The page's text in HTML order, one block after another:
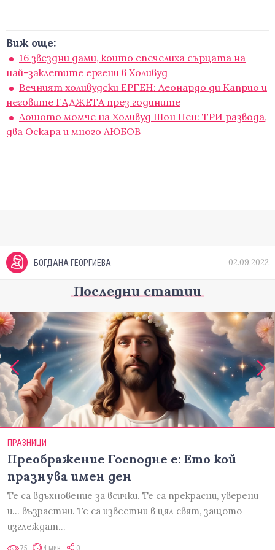
Виж още:
16 звездни дами, които спечелиха сърцата на
най-заклетите ергени в Холивуд
Вечният холивудски ЕРГЕН: Леонардо ди Каприо и
неговите ГАДЖЕТА през годините
Лошото момче на Холивуд Шон Пен: ТРИ развода,
два Оскара и много ЛЮБОВ
БОГДАНА ГЕОРГИЕВА 02.09.2022
Последни статии
ПРАЗНИЦИ
Преображение Господне е: Ето кой
празнува имен ден
Те са вдъхновение за всички. Те са прекрасни, уверени
и... възрастни. Те са известни в цял свят, защото
изглеждат…
75 4 мин 0